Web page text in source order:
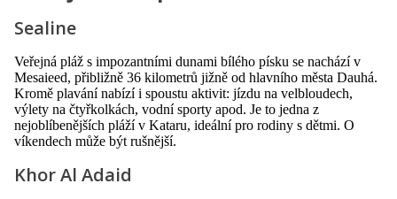
Sealine
Veřejná pláž s impozantními dunami bílého písku se nachází v
Mesaieed, přibližně 36 kilometrů jižně od hlavního města Dauhá.
Kromě plavání nabízí i spoustu aktivit: jízdu na velbloudech,
výlety na čtyřkolkách, vodní sporty apod. Je to jedna z
nejoblíbenějších pláží v Kataru, ideální pro rodiny s dětmi. O
víkendech může být rušnější.
Khor Al Adaid